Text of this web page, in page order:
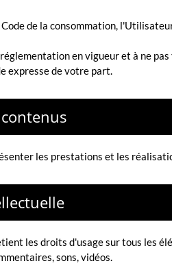
de la consommation,
en vigueur et à ne
expresse de votre part.
les prestations et les
les droits d'usage sur tous les
sons, vidéos.